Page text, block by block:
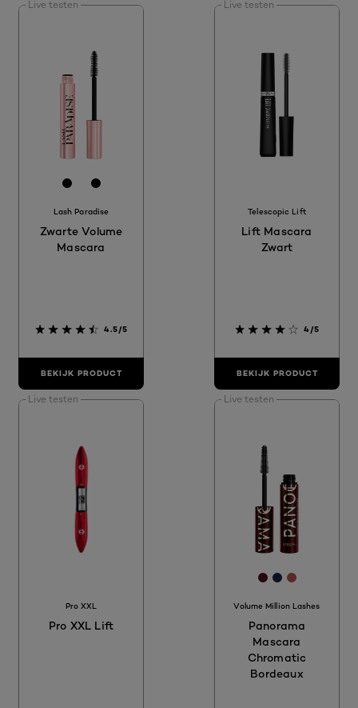
Live testen
[Color]: #000000
[Color]: #FFFFFF
[Color]: #000000
Lash Paradise
Zwarte Volume
Mascara
4.5/5
BEKIJK PRODUCT
Live testen
Telescopic Lift
Lift Mascara
Zwart
4/5
BEKIJK PRODUCT
Live testen
Pro XXL
Pro XXL Lift
Live testen
[Color]:
[Color]:
[Color]:
Volume Million Lashes
Panorama
Mascara
Chromatic
Bordeaux